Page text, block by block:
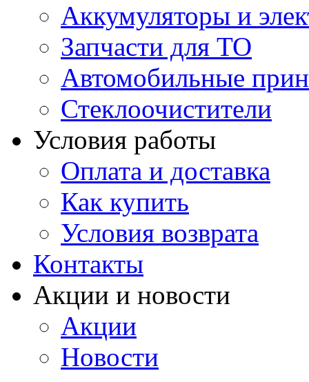
Аккумуляторы и
Запчасти для ТО
Автомобильные
Стеклоочистители
Условия работы
Оплата и доставка
Как купить
Условия возврата
Контакты
Акции и новости
Акции
Новости